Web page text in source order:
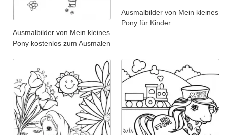
Ausmalbilder von Mein kleines
Pony kostenlos zum Ausmalen
Ausmalbilder von Mein kleines
Pony für Kinder